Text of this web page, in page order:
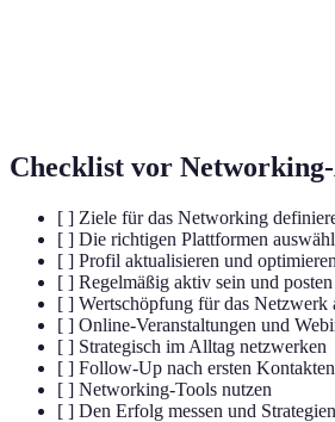
Checklist vor
[ ] Ziele für das Networking
[ ] Die richtigen Plattformen
[ ] Profil aktualisieren und optimieren
[ ] Regelmäßig aktiv sein und posten
[ ] Wertschöpfung für das Netzwerk
[ ] Online-Veranstaltungen und
[ ] Strategisch im Alltag netzwerken
[ ] Follow-Up nach ersten
[ ] Networking-Tools nutzen
[ ] Den Erfolg messen und